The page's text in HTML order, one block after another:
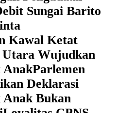
Sungai Barito
Kawal Ketat
Wujudkan
AnakParlemen
Deklarasi
Bukan